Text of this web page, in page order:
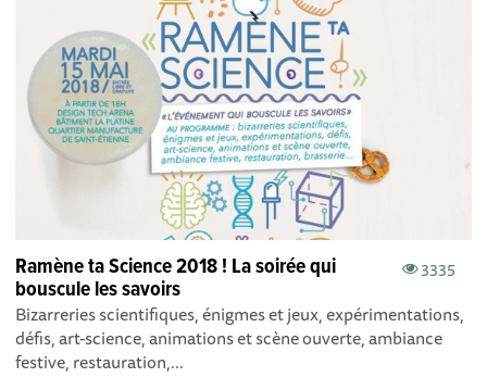
3335
Ramène ta Science 2018 ! La soirée qui
bouscule les savoirs
Bizarreries scientifiques, énigmes et jeux, expérimentations,
défis, art-science, animations et scène ouverte, ambiance
festive, restauration,...